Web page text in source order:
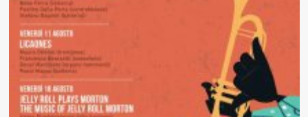
«Miles
Sextet»
At
New